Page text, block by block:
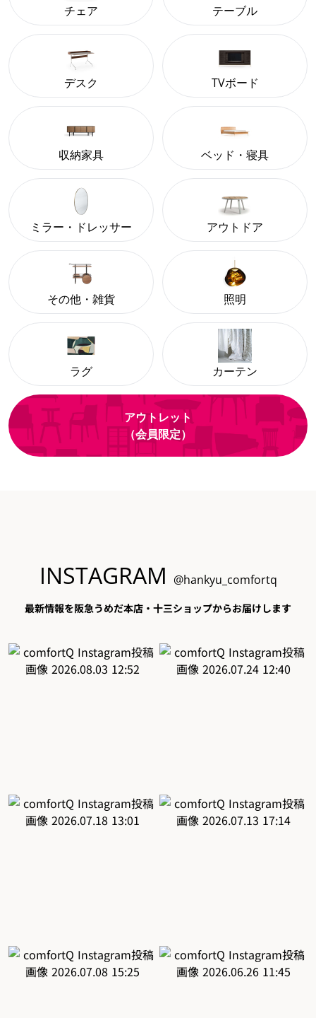
チェア テーブル
デスク TVボード
収納家具 ベッド・寝具
ミラー・ドレッサー アウトドア
その他・雑貨 照明
ラグ カーテン
アウトレット
（会員限定）
INSTAGRAM @hankyu_comfortq
最新情報を阪急うめだ本店・十三ショップからお届けします